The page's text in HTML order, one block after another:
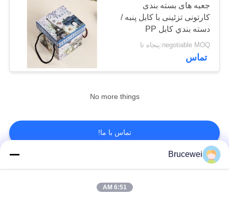
بروشورهای رنگی
آب آشامیدنی های
تبلیغاتی
جعبه های بسته بندی
کارتونی تزئینی با کابل پنبه /
دسته بندي کابل PP
negotiable MOQ:پنجاه تا
تماس
No more things
تماس با ما!
دسته بندی های محبوب
Brucewei
6:51 AM